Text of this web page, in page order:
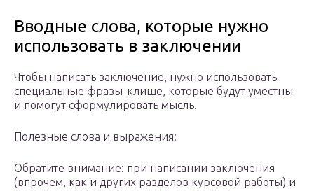
Вводные слова, которые нужно
использовать в заключении
Чтобы написать заключение, нужно использовать
специальные фразы-клише, которые будут уместны
и помогут сформулировать мысль.
Полезные слова и выражения:
Обратите внимание: при написании заключения
(впрочем, как и других разделов курсовой работы) и